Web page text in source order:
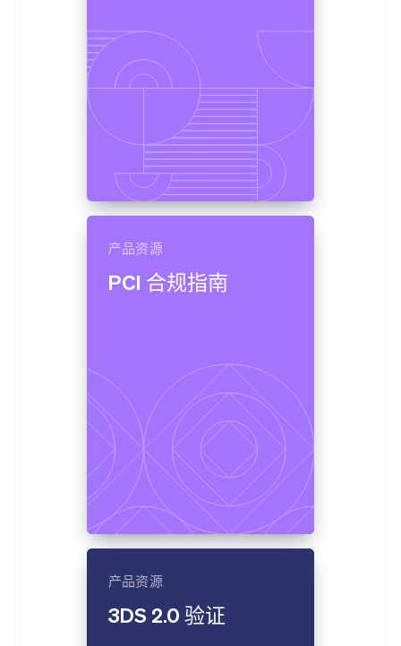
产品资源
PCI 合规指南
产品资源
3DS 2.0 验证